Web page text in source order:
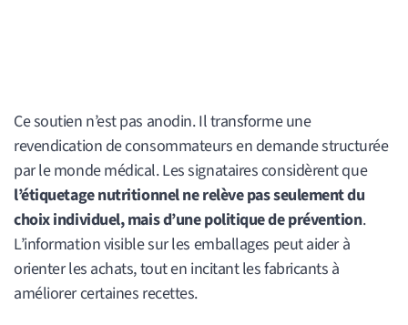
Ce soutien n’est pas anodin. Il transforme une
revendication de consommateurs en demande structurée
par le monde médical. Les signataires considèrent que
l’étiquetage nutritionnel ne relève pas seulement du
choix individuel, mais d’une politique de prévention.
L’information visible sur les emballages peut aider à
orienter les achats, tout en incitant les fabricants à
améliorer certaines recettes.